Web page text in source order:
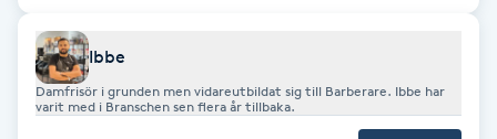
Japansk massage
Ibbe
Damfrisör i grunden men vidareutbildat sig till Barberare. Ibbe har
varit med i Branschen sen flera år tillbaka.